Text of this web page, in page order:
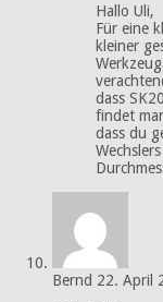
Hallo Uli,
Für eine
kleiner
dass
findet
dass du
Bernd 22. April